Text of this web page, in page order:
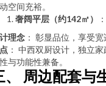
空间充裕。
奢阔平层（约142㎡）
：
理念 ： 彰显品位，享受宽
： 中西双厨设计，独立
与功能性兼备。
、 周边配套与